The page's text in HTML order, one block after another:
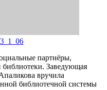
партнёры,
библиотеки. Заведующая
вручила
библиотечной системы